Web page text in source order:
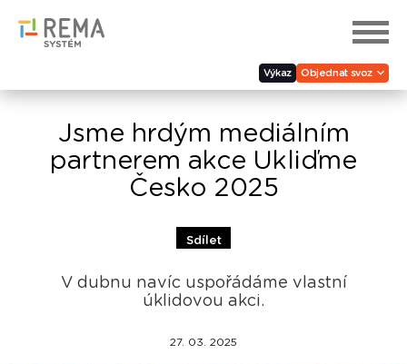
Výkaz Objednat svoz
Jsme hrdým mediálním
partnerem akce Ukliďme
Česko 2025
Sdílet
V dubnu navíc uspořádáme vlastní
úklidovou akci.
27. 03. 2025